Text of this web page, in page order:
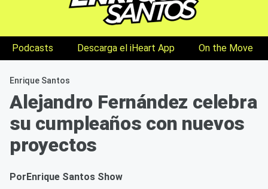
Podcasts Descarga el iHeart App On the Move
Enrique Santos
Alejandro Fernández celebra
su cumpleaños con nuevos
proyectos
PorEnrique Santos Show